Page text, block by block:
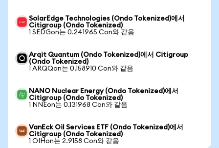
SolarEdge Technologies (Ondo Tokenized)에서
Citigroup (Ondo Tokenized)
1 SEDGon는 0.241965 Con와 같음
Arqit Quantum (Ondo Tokenized)에서 Citigroup
(Ondo Tokenized)
1 ARQQon는 0.158910 Con와 같음
NANO Nuclear Energy (Ondo Tokenized)에서
Citigroup (Ondo Tokenized)
1 NNEon는 0.131968 Con와 같음
VanEck Oil Services ETF (Ondo Tokenized)에서
Citigroup (Ondo Tokenized)
1 OIHon는 2.9158 Con와 같음